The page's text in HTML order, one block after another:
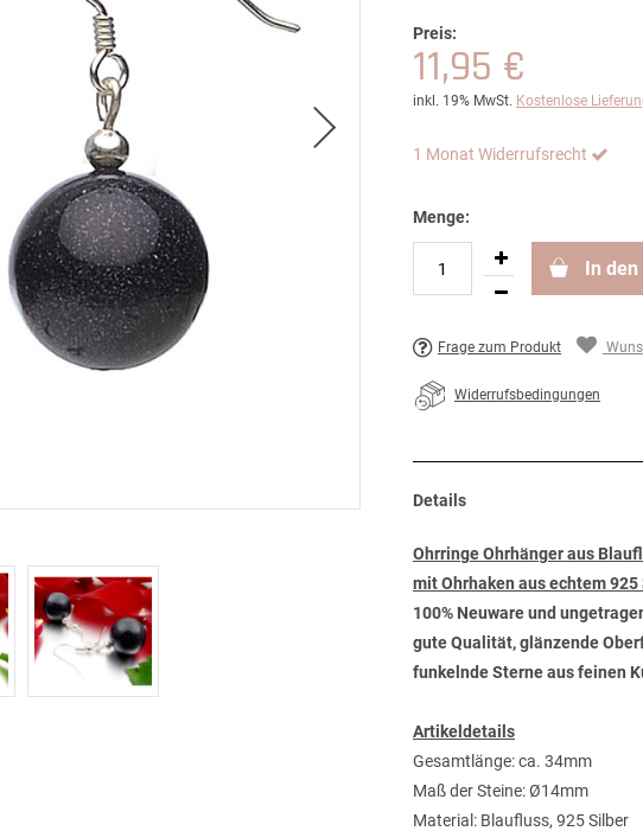
Preis:
11,95 €
inkl. 19% MwSt. Kostenlose
1 Monat Widerrufsrecht
Menge:
In
Frage zum Produkt
Widerrufsbedingungen
Details
Ohrringe Ohrhänger aus
mit Ohrhaken aus echtem
100% Neuware und
gute Qualität, glänzende
funkelnde Sterne aus feinen
Artikeldetails
Gesamtlänge: ca. 34mm
Maß der Steine: Ø14mm
Material: Blaufluss, 925 Silber